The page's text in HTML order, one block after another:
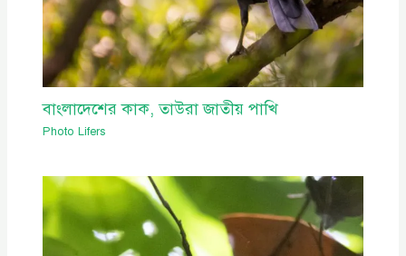
বাংলাদেশের কাক, তাউরা জাতীয় পাখি
Photo Lifers